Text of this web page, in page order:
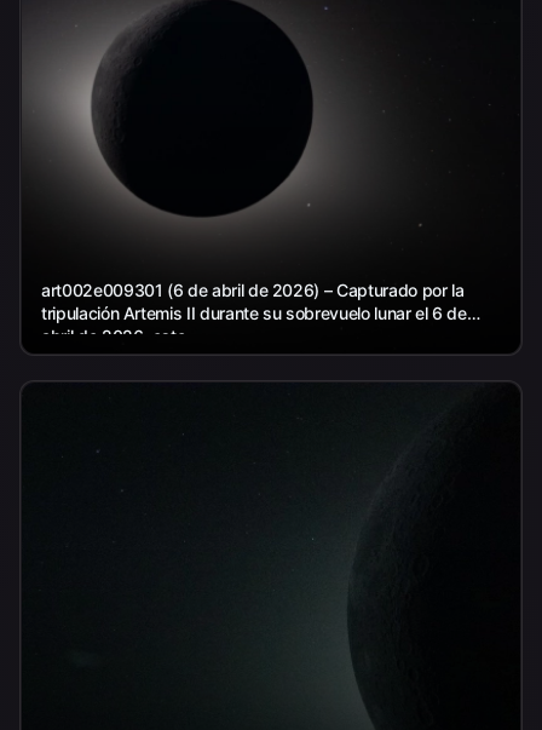
art002e009301 (6 de abril de 2026) – Capturado por la
tripulación Artemis II durante su sobrevuelo lunar el 6 de
abril de 2026, esto...